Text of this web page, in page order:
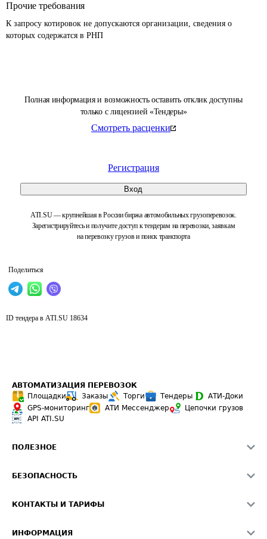
Полная информация и возможность оставить отклик доступны
только с лицензией «Тендеры»
Смотреть расценки
Регистрация
Вход
ATI.SU — крупнейшая в России биржа автомобильных грузоперевозок.
Зарегистрируйтесь и получите доступ к тендерам на перевозки, заявкам
на перевозку грузов и поиск транспорта
Поделиться
Прочие требования
К запросу котировок не допускаются организации, сведения о
которых содержатся в РНП
ID тендера в ATI.SU 18634
АВТОМАТИЗАЦИЯ ПЕРЕВОЗОК
Площадки
Заказы Торги Тендеры
АТИ-Доки
GPS-мониторинг
АТИ Мессенджер
Цепочки грузов
API ATI.SU
ПОЛЕЗНОЕ
Звезды ATI.SU на вашем сайте
Средние ставки
БЕЗОПАСНОСТЬ
Светофор+
КОНТАКТЫ И ТАРИФЫ
ИНФОРМАЦИЯ